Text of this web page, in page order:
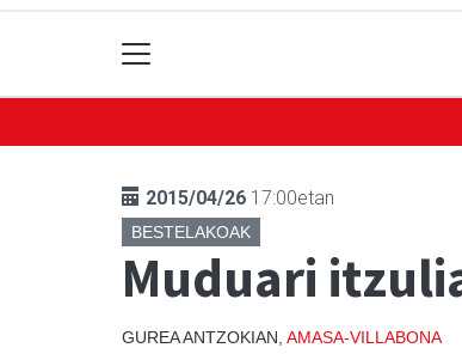
2015/04/26 17:00etan
BESTELAKOAK
Muduari
GUREA ANTZOKIAN, AMASA-VILLABONA